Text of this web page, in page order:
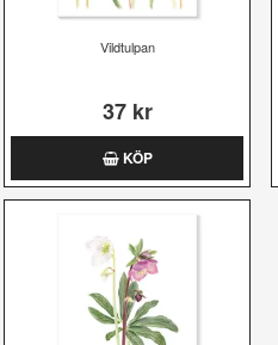
Vildtulpan
37 kr
KÖP